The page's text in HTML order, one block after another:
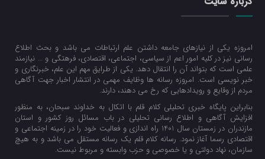
امروزه یکی از نیازهای جامعه داشتن علم ارتباطات می باشد و بحث اطلاع
رسانی نیز در کلیه امور اعم از سیاسی، اجتماعی، اقتصادی، فرهتگی و … نیازمند
علمی است که بتواند آن را انتقال دهد. یکی از طرایق مهم این علم، خبرنگاری و
خبر نویسی است. امروزه رسانه ها وظایف مهمی در انتشار اخبار جهت آگاهی
مردم از وقایع و رویدادهایی که رخ می دهند، دارند.
بنابراین پایگاه خبری تحلیلی کلام قلم با اتکال به خداوند سبحان، به منظور
افزایش آگاهی و اطلاع رسانی تحلیلی در باب مسائل روز کشور و استان
مازندران در زمستان سال 1401 راه اندازی و فعالیت خود را در زمینه اجتماعی و
اقتصادی رسما آغاز نمود. رسانه کلام قلم یک رسانه مستقل می باشد و به هیچ
سازمان، نهاد دولتی و یا خصوصی و حزب وابسته و مربوط نیست.